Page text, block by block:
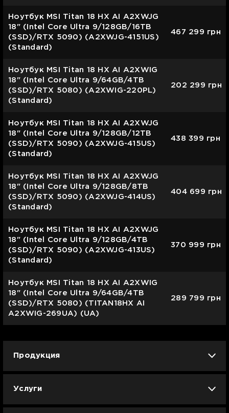
Ноутбук MSI Titan 18 HX AI A2XWJG
18" (Intel Core Ultra 9/128GB/16TB
(SSD)/RTX 5090) (A2XWJG-4151US)
(Standard)
467 299 грн
Ноутбук MSI Titan 18 HX AI A2XWIG
18" (Intel Core Ultra 9/64GB/4TB
(SSD)/RTX 5080) (A2XWIG-220PL)
(Standard)
202 299 грн
Ноутбук MSI Titan 18 HX AI A2XWJG
18" (Intel Core Ultra 9/128GB/12TB
(SSD)/RTX 5090) (A2XWJG-415US)
(Standard)
438 399 грн
Ноутбук MSI Titan 18 HX AI A2XWJG
18" (Intel Core Ultra 9/128GB/8TB
(SSD)/RTX 5090) (A2XWJG-414US)
(Standard)
404 699 грн
Ноутбук MSI Titan 18 HX AI A2XWJG
18" (Intel Core Ultra 9/128GB/4TB
(SSD)/RTX 5090) (A2XWJG-413US)
(Standard)
370 999 грн
Ноутбук MSI Titan 18 HX AI A2XWIG
18" (Intel Core Ultra 9/64GB/4TB
(SSD)/RTX 5080) (TITAN18HX AI
A2XWIG-269UA) (UA)
289 799 грн
Продукция
Услуги